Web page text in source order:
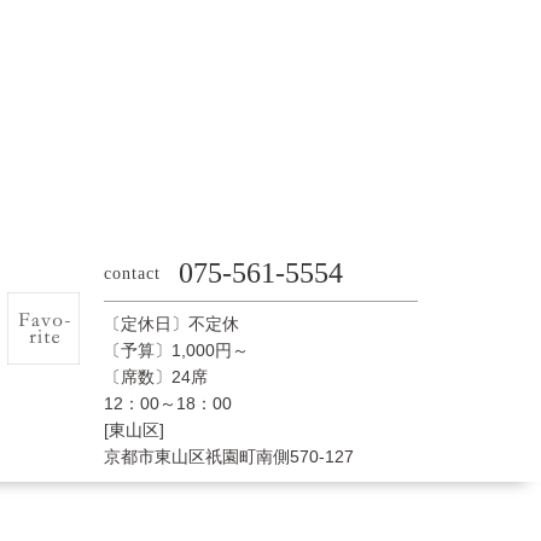
contact 075-561-5554
〔定休日〕不定休
〔予算〕1,000円～
〔席数〕24席
12：00～18：00
[東山区]
京都市東山区祇園町南側570-127